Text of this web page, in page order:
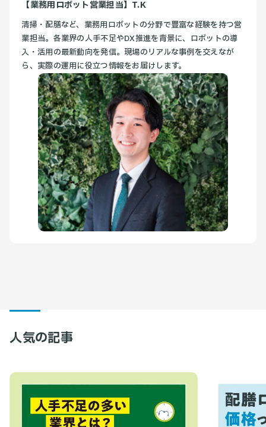
【業務用ロボット営業担当】T.K
清掃・配膳など、業務用ロボットの分野で豊富な経験を持つ営
業担当。各業界の人手不足やDX推進を背景に、ロボットの導
入・活用の最新動向を発信。現場のリアルな事例を交えなが
ら、実際の運用に役立つ情報をお届けします。
人気の記事